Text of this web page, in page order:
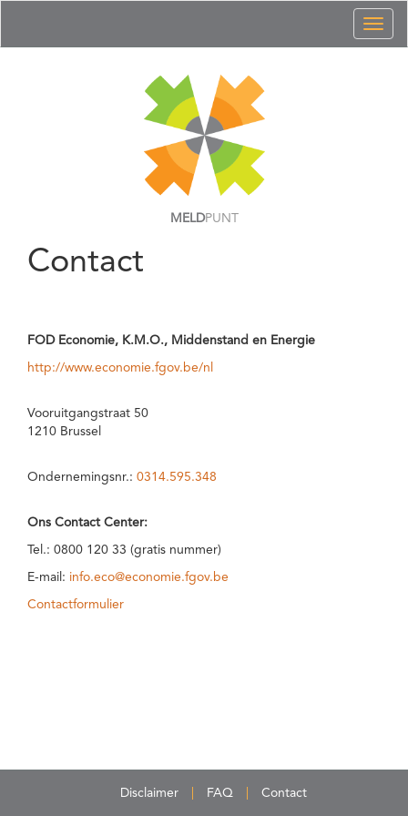
MELDPUNT
Contact
FOD Economie, K.M.O., Middenstand en Energie
http://www.economie.fgov.be/nl
Vooruitgangstraat 50
1210 Brussel
Ondernemingsnr.: 0314.595.348
Ons Contact Center:
Tel.: 0800 120 33 (gratis nummer)
E-mail: info.eco@economie.fgov.be
Contactformulier
Disclaimer FAQ Contact